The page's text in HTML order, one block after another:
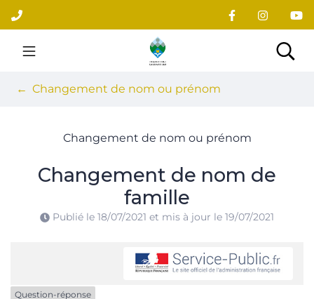
Aller
au
contenu
Site officiel du village
Changement de nom ou prénom
Changement de nom ou prénom
Changement de nom de
famille
Publié le 18/07/2021 et mis à jour le 19/07/2021
Question-réponse